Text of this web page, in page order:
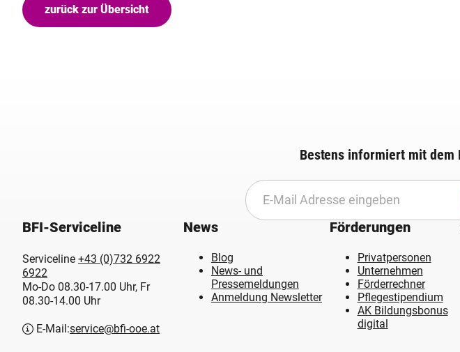
zurück zur Übersicht
Bestens informiert mit dem
BFI-Serviceline
Serviceline +43 (0)732 6922
6922
Mo-Do 08.30-17.00 Uhr, Fr
08.30-14.00 Uhr
E-Mail:service@bfi-ooe.at
News
Blog
News- und
Pressemeldungen
Anmeldung Newsletter
Förderungen
Privatpersonen
Unternehmen
Förderrechner
Pflegestipendium
AK Bildungsbonus
digital